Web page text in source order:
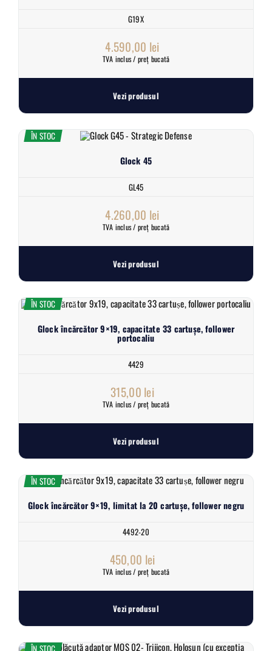
G19X
4.590,00 lei
TVA inclus / preț bucată
Vezi produsul
Glock 45
GL45
4.260,00 lei
ÎN STOC
TVA inclus / preț bucată
Vezi produsul
Glock încărcător 9×19, capacitate 33 cartușe, follower
portocaliu
4429
315,00 lei
ÎN STOC
TVA inclus / preț bucată
Vezi produsul
Glock încărcător 9×19, limitat la 20 cartușe, follower negru
4492-20
450,00 lei
ÎN STOC
TVA inclus / preț bucată
Vezi produsul